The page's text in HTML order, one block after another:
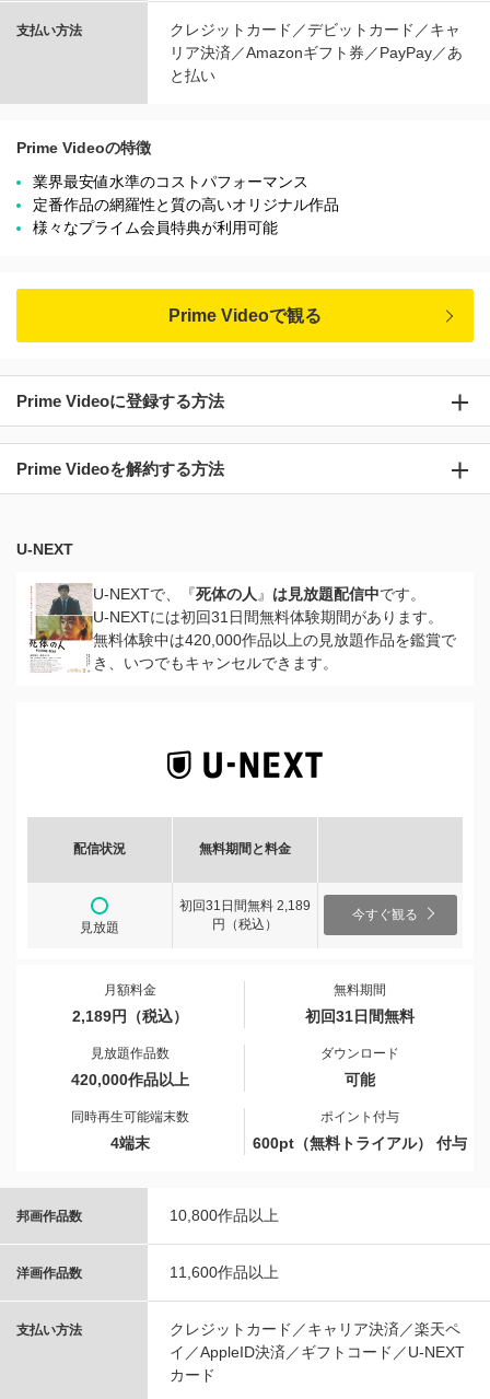
支払い方法
クレジットカード／デビットカード／キャ
リア決済／Amazonギフト券／PayPay／あ
と払い
Prime Videoの特徴
業界最安値水準のコストパフォーマンス
定番作品の網羅性と質の高いオリジナル作品
様々なプライム会員特典が利用可能
Prime Videoで観る
Prime Videoに登録する方法
Prime Videoを解約する方法
U-NEXT
U-NEXTで、『死体の人 』 は見放題配信中です。
U-NEXTには初回31日間無料体験期間があります。
無料体験中は420,000作品以上の見放題作品を鑑賞で
き、いつでもキャンセルできます。
配信状況 無料期間と料金
見放題
初回31日間無料 2,189
円（税込）
今すぐ観る
月額料金
2,189円（税込）
無料期間
初回31日間無料
見放題作品数
420,000作品以上
ダウンロード
可能
同時再生可能端末数
4端末
ポイント付与
600pt（無料トライアル） 付与
邦画作品数 10,800作品以上
洋画作品数 11,600作品以上
支払い方法
クレジットカード／キャリア決済／楽天ペ
イ／AppleID決済／ギフトコード／U-NEXT
カード